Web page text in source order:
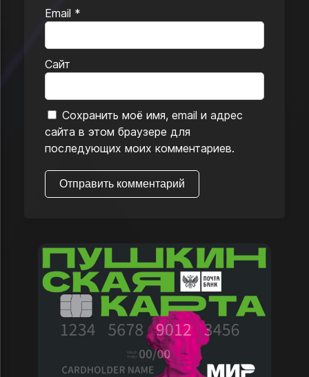
Email *
Сайт
Сохранить моё имя, email и адрес
сайта в этом браузере для
последующих моих комментариев.